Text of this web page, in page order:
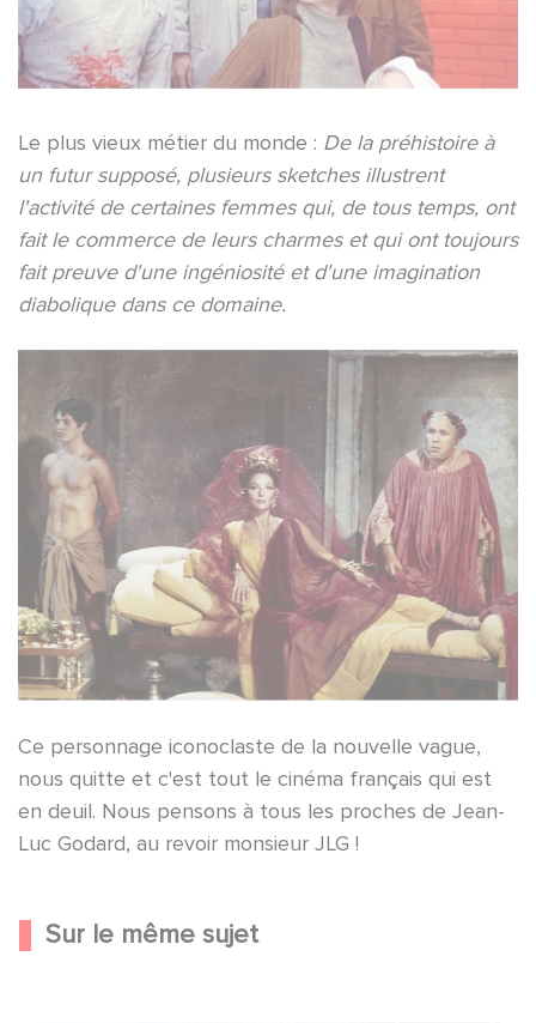
Le plus vieux métier du monde : De la préhistoire à
un futur supposé, plusieurs sketches illustrent
l'activité de certaines femmes qui, de tous temps, ont
fait le commerce de leurs charmes et qui ont toujours
fait preuve d'une ingéniosité et d'une imagination
diabolique dans ce domaine.
Ce personnage iconoclaste de la nouvelle vague,
nous quitte et c'est tout le cinéma français qui est
en deuil. Nous pensons à tous les proches de Jean-
Luc Godard, au revoir monsieur JLG !
Sur le même sujet